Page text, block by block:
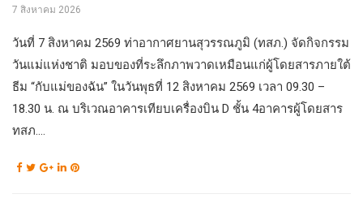
7 สิงหาคม 2026
วันที่ 7 สิงหาคม 2569 ท่าอากาศยานสุวรรณภูมิ (ทสภ.) จัดกิจกรรม
วันแม่แห่งชาติ มอบของที่ระลึกภาพวาดเหมือนแก่ผู้โดยสารภายใต้
ธีม “กับแม่ของฉัน” ในวันพุธที่ 12 สิงหาคม 2569 เวลา 09.30 –
18.30 น. ณ บริเวณอาคารเทียบเครื่องบิน D ชั้น 4อาคารผู้โดยสาร
ทสภ....